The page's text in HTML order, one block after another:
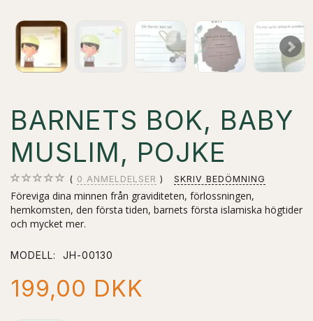
BARNETS BOK, BABY
MUSLIM, POJKE
0 ANMELDELSER SKRIV BEDÖMNING
Föreviga dina minnen från graviditeten, förlossningen,
hemkomsten, den första tiden, barnets första islamiska högtider
och mycket mer.
MODELL: JH-00130
199,00 DKK